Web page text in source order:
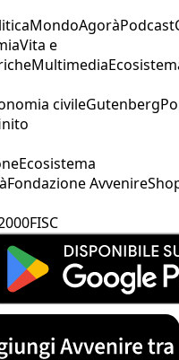
MondoAgoràPodcast
Vita e
Multimedia
civileGutenberg
Ecosistema
Fondazione Avvenire
FISC